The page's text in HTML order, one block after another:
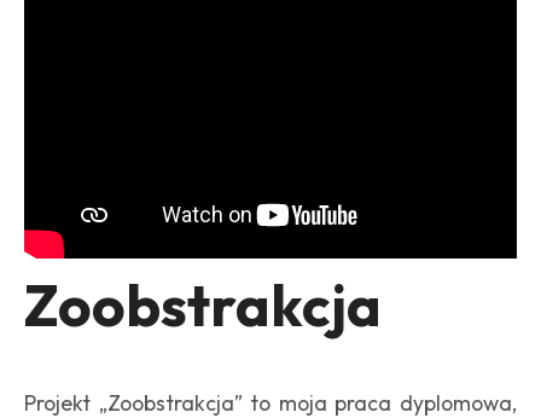
Zoobstrakcja
Projekt „Zoobstrakcja” to moja praca dyplomowa,